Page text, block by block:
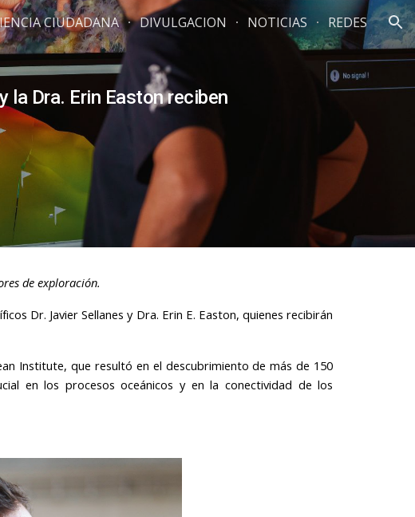
navigationCIUDADANA DIVULGACION NOTICIAS REDES
la Dra. Erin Easton reciben
de exploración.
Dr. Javier Sellanes y Dra. Erin E. Easton, quienes recibirán
Institute, que resultó en el descubrimiento de más de 150
en los procesos oceánicos y en la conectividad de los